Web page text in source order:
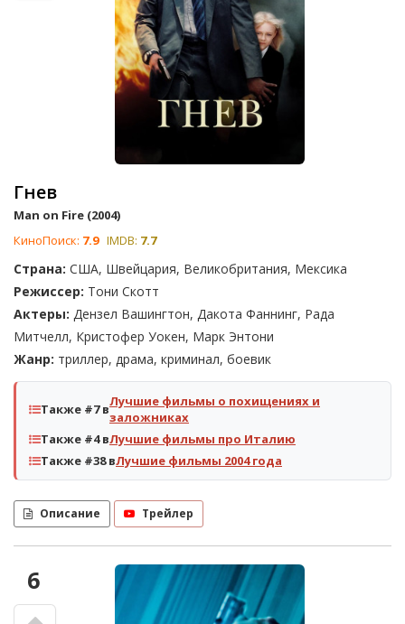
Гнев
Man on Fire (2004)
КиноПоиск: 7.9 IMDB: 7.7
Страна: США, Швейцария, Великобритания, Мексика
Режиссер: Тони Скотт
Актеры: Дензел Вашингтон, Дакота Фаннинг, Рада
Митчелл, Кристофер Уокен, Марк Энтони
Жанр: триллер, драма, криминал, боевик
Также #7 вЛучшие фильмы о похищениях и
заложниках
Также #4 вЛучшие фильмы про Италию
Также #38 вЛучшие фильмы 2004 года
Описание Трейлер
6